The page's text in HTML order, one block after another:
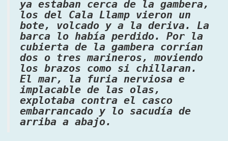
ya estaban cerca de la gambera,
los del Cala Llamp vieron un
bote, volcado y a la deriva. La
barca lo había perdido. Por la
cubierta de la gambera corrían
dos o tres marineros, moviendo
los brazos como si chillaran.
El mar, la furia nerviosa e
implacable de las olas,
explotaba contra el casco
embarrancado y lo sacudía de
arriba a abajo.